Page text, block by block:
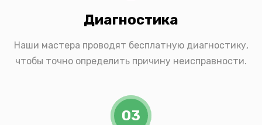
Диагностика
Наши мастера проводят бесплатную диагностику,
чтобы точно определить причину неисправности.
03